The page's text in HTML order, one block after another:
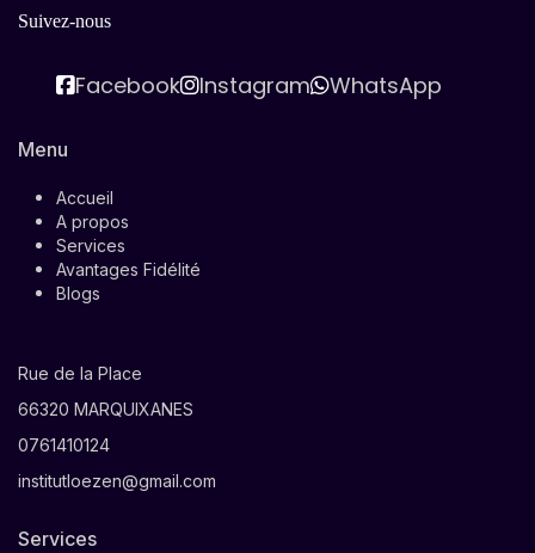
Suivez-nous
Facebook Instagram WhatsApp
Menu
Accueil
A propos
Services
Avantages Fidélité
Blogs
Rue de la Place
66320 MARQUIXANES
0761410124
institutloezen@gmail.com
Services